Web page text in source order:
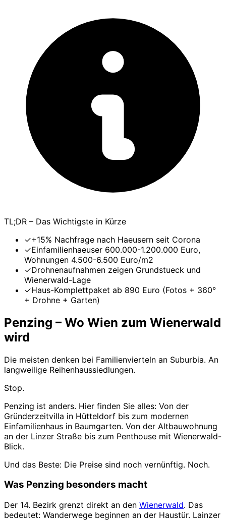
TL;DR – Das Wichtigste in Kürze
✓+15% Nachfrage nach Haeusern seit Corona
✓Einfamilienhaeuser 600.000-1.200.000 Euro,
Wohnungen 4.500-6.500 Euro/m2
✓Drohnenaufnahmen zeigen Grundstueck und
Wienerwald-Lage
✓Haus-Komplettpaket ab 890 Euro (Fotos + 360°
+ Drohne + Garten)
Penzing – Wo Wien zum Wienerwald
wird
Die meisten denken bei Familienvierteln an Suburbia. An
langweilige Reihenhaussiedlungen.
Stop.
Penzing ist anders. Hier finden Sie alles: Von der
Gründerzeitvilla in Hütteldorf bis zum modernen
Einfamilienhaus in Baumgarten. Von der Altbauwohnung
an der Linzer Straße bis zum Penthouse mit Wienerwald-
Blick.
Und das Beste: Die Preise sind noch vernünftig. Noch.
Was Penzing besonders macht
Der 14. Bezirk grenzt direkt an den Wienerwald. Das
bedeutet: Wanderwege beginnen an der Haustür. Lainzer